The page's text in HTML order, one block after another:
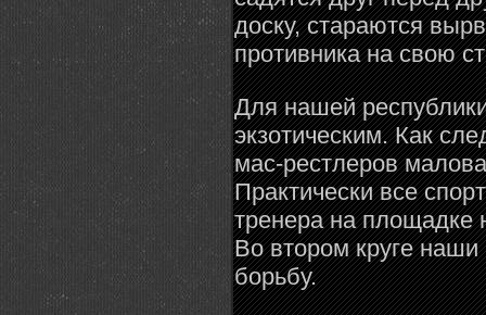
доску, стараются
противника на свою
Для нашей
экзотическим. Как
мас-рестлеров
Практически все
тренера на
Во втором круге
борьбу.